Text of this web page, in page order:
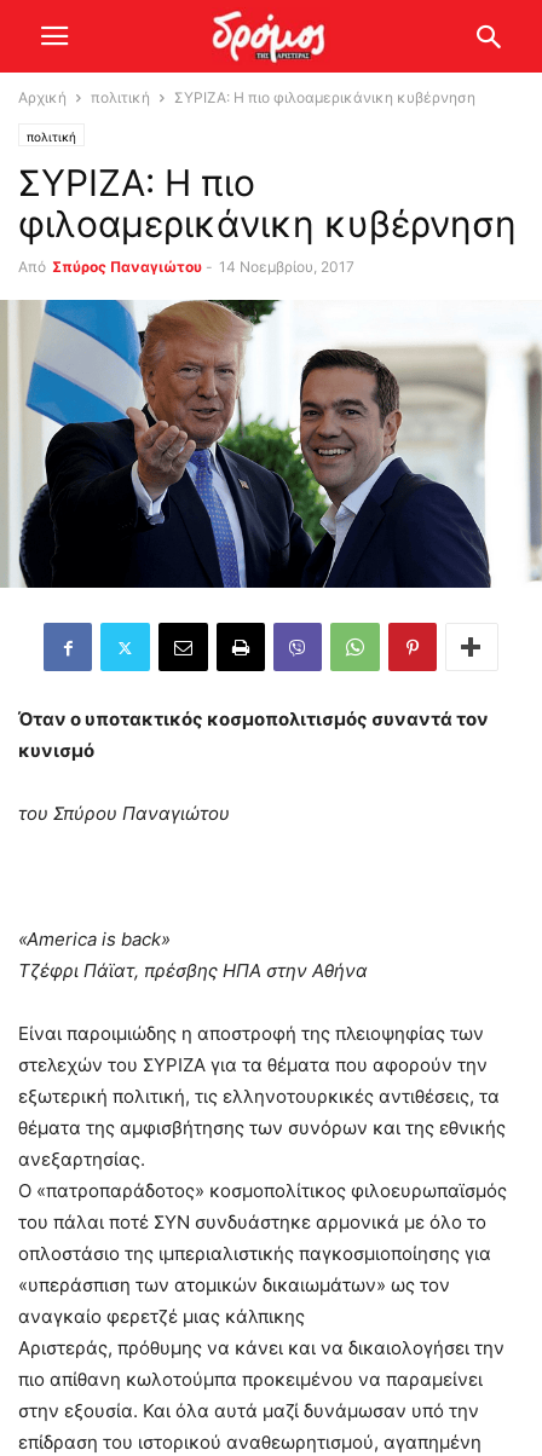
Αρχική πολιτική ΣΥΡΙΖΑ: Η πιο φιλοαμερικάνικη κυβέρνηση
πολιτική
ΣΥΡΙΖΑ: Η πιο
φιλοαμερικάνικη κυβέρνηση
Από Σπύρος Παναγιώτου - 14 Νοεμβρίου, 2017
Όταν ο υποτακτικός κοσμοπολιτισμός συναντά τον
κυνισμό
του Σπύρου Παναγιώτου
«America is back»
Τζέφρι Πάϊατ, πρέσβης ΗΠΑ στην Αθήνα
Είναι παροιμιώδης η αποστροφή της πλειοψηφίας των
στελεχών του ΣΥΡΙΖΑ για τα θέματα που αφορούν την
εξωτερική πολιτική, τις ελληνοτουρκικές αντιθέσεις, τα
θέματα της αμφισβήτησης των συνόρων και της εθνικής
ανεξαρτησίας.
Ο «πατροπαράδοτος» κοσμοπολίτικος φιλοευρωπαϊσμός
του πάλαι ποτέ ΣΥΝ συνδυάστηκε αρμονικά με όλο το
οπλοστάσιο της ιμπεριαλιστικής παγκοσμιοποίησης για
«υπεράσπιση των ατομικών δικαιωμάτων» ως τον
αναγκαίο φερετζέ μιας κάλπικης
Αριστεράς, πρόθυμης να κάνει και να δικαιολογήσει την
πιο απίθανη κωλοτούμπα προκειμένου να παραμείνει
στην εξουσία. Και όλα αυτά μαζί δυνάμωσαν υπό την
επίδραση του ιστορικού αναθεωρητισμού, αγαπημένη